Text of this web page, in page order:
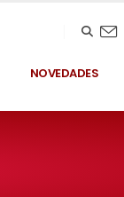
NOVEDADES